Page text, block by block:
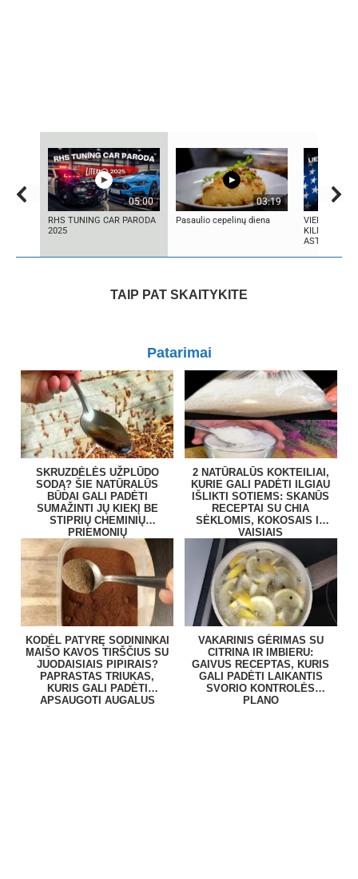
05:00
RHS TUNING CAR PARODA
2025
03:19
Pasaulio cepelinų diena
VIENINTELIS
KILMĖS
TAIP PAT SKAITYKITE
Patarimai
SKRUZDĖLĖS UŽPLŪDO
SODĄ? ŠIE NATŪRALŪS
BŪDAI GALI PADĖTI
SUMAŽINTI JŲ KIEKĮ BE
STIPRIŲ CHEMINIŲ
PRIEMONIŲ
2 NATŪRALŪS KOKTEILIAI,
KURIE GALI PADĖTI ILGIAU
IŠLIKTI SOTIEMS: SKANŪS
RECEPTAI SU CHIA
SĖKLOMIS, KOKOSAIS IR
VAISIAIS
KODĖL PATYRĘ SODININKAI
MAIŠO KAVOS TIRŠČIUS SU
JUODAISIAIS PIPIRAIS?
PAPRASTAS TRIUKAS,
KURIS GALI PADĖTI
APSAUGOTI AUGALUS
VAKARINIS GĖRIMAS SU
CITRINA IR IMBIERU:
GAIVUS RECEPTAS, KURIS
GALI PADĖTI LAIKANTIS
SVORIO KONTROLĖS
PLANO